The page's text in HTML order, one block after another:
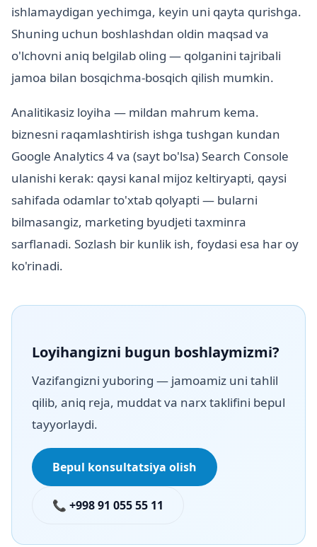
ishlamaydigan yechimga, keyin uni qayta qurishga.
Shuning uchun boshlashdan oldin maqsad va
o'lchovni aniq belgilab oling — qolganini tajribali
jamoa bilan bosqichma-bosqich qilish mumkin.
Analitikasiz loyiha — mildan mahrum kema.
biznesni raqamlashtirish ishga tushgan kundan
Google Analytics 4 va (sayt bo'lsa) Search Console
ulanishi kerak: qaysi kanal mijoz keltiryapti, qaysi
sahifada odamlar to'xtab qolyapti — bularni
bilmasangiz, marketing byudjeti taxminга
sarflanadi. Sozlash bir kunlik ish, foydasi esa har oy
ko'rinadi.
Loyihangizni bugun boshlaymizmi?
Vazifangizni yuboring — jamoamiz uni tahlil
qilib, aniq reja, muddat va narx taklifini bepul
tayyorlaydi.
Bepul konsultatsiya olish
📞 +998 91 055 55 11